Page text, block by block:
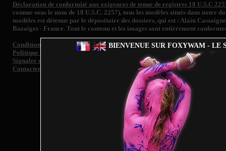
BIENVENUE SUR FOXYWAM - LE
Déclaration de conformité aux exigences de tenue de registres 18 U.S.C
connue sous le nom de 18 U.S.C. 2257), tous les modèles situés dans
modèles est détenue par le dépositaire des dossiers, qui est : Alain
Bazaiges - France. Tout le contenu et les images sont entièrement
Conditions générales de vente
Politique de confidentialité
Signaler un contenu illégal et/ ou retrait d'image de toute personne
Contacter le support